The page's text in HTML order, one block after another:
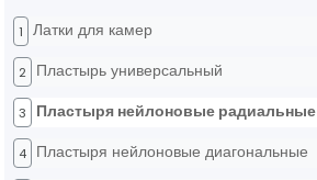
1 Латки для камер
2 Пластырь универсальный
3 Пластыря нейлоновые радиальные
4 Пластыря нейлоновые диагональные